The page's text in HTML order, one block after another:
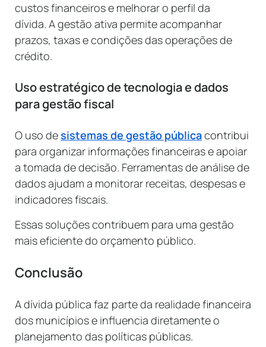
custos financeiros e melhorar o perfil da
dívida. A gestão ativa permite acompanhar
prazos, taxas e condições das operações de
crédito.
Uso estratégico de tecnologia e dados
para gestão fiscal
O uso desistemas de gestão públicacontribui
para organizar informações financeiras e apoiar
a tomada de decisão. Ferramentas de análise de
dados ajudam a monitorar receitas, despesas e
indicadores fiscais.
Essas soluções contribuem para uma gestão
mais eficiente do orçamento público.
Conclusão
A dívida pública faz parte da realidade financeira
dos municípios e influencia diretamente o
planejamento das políticas públicas.